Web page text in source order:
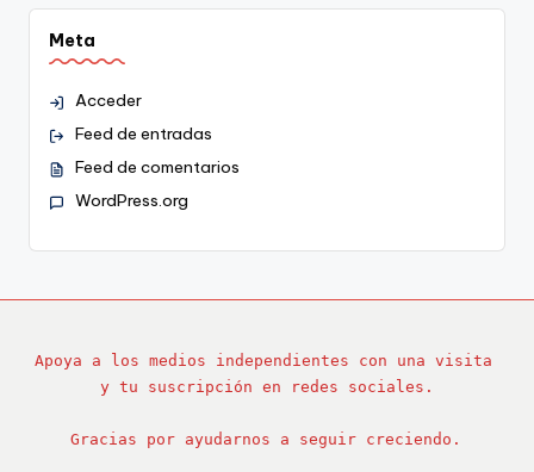
Meta
Acceder
Feed de entradas
Feed de comentarios
WordPress.org
Apoya a los medios independientes con una visita
y tu suscripción en redes sociales.
Gracias por ayudarnos a seguir creciendo.